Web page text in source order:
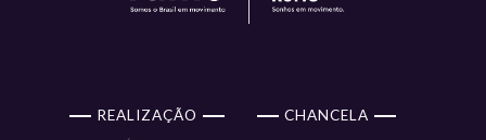
REALIZAÇÃO CHANCELA